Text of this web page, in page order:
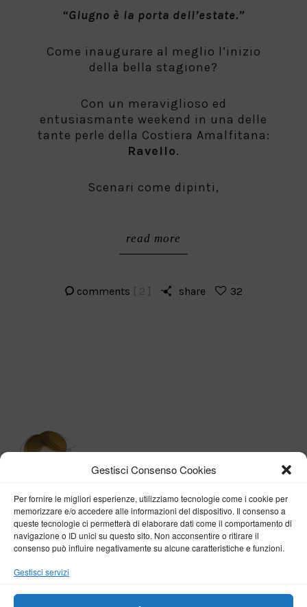
Gestisci Consenso Cookies
Per fornire le migliori esperienze, utilizziamo tecnologie come i cookie per
memorizzare e/o accedere alle informazioni del dispositivo. Il consenso a
queste tecnologie ci permetterà di elaborare dati come il comportamento di
navigazione o ID unici su questo sito. Non acconsentire o ritirare il
consenso può influire negativamente su alcune caratteristiche e funzioni.
Gestisci servizi
“Giugno è la porta dell’estate.”
Come inaugurare al meglio l’inizio
della bella stagione?
Con un meraviglioso ed
entusiasmante weekend in una delle
tante perle della Costiera Amalfitana:
Ravello.
Scenari come dipinti,
read more
comments [ 2 ] share 32
BY VERONICA D'ONOFRIO